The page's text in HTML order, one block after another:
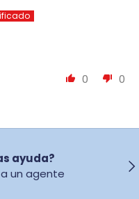
0 0
ayuda?
un agente